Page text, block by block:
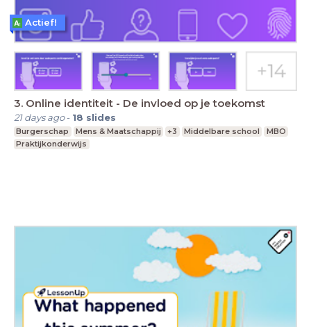
3. Online identiteit - De invloed op je toekomst
21 days ago- 18 slides
Burgerschap Mens & Maatschappij +3 Middelbare school
MBO
Praktijkonderwijs
Actief!